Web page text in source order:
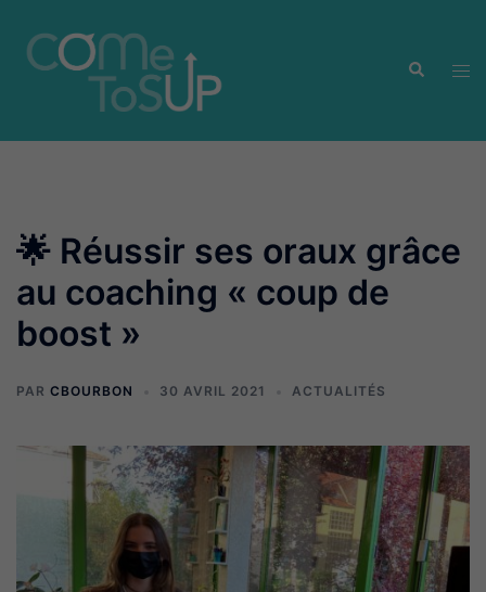
contenu
🌟 Réussir ses oraux grâce
au coaching « coup de
boost »
PAR CBOURBON 30 AVRIL 2021 ACTUALITÉS